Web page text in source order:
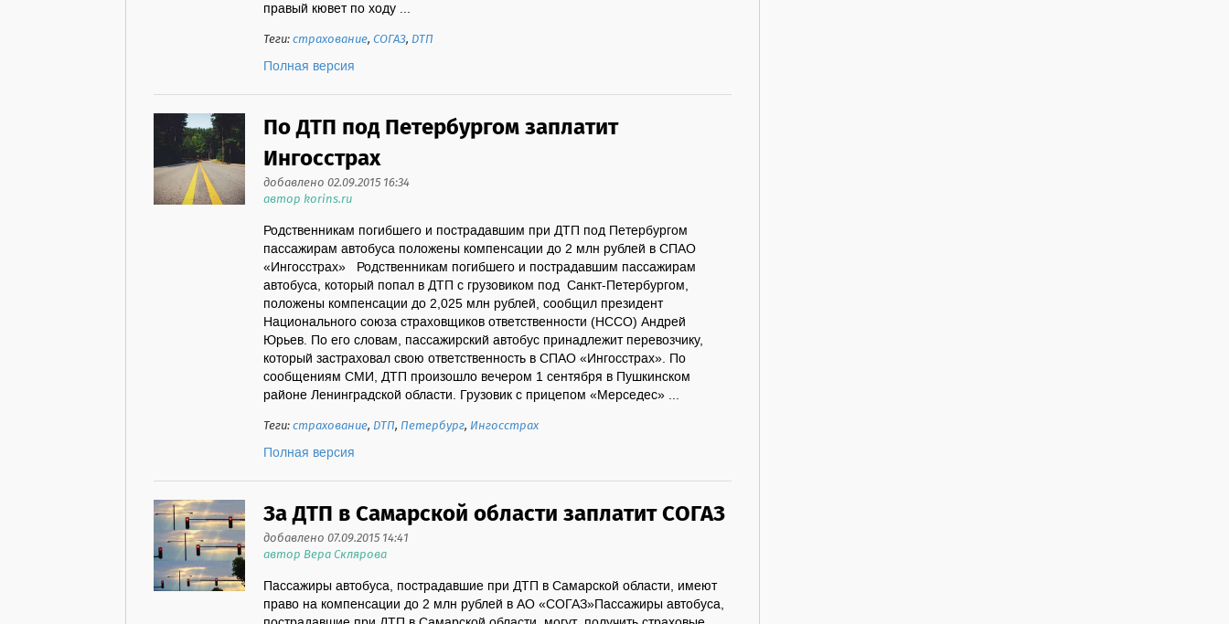
правый кювет по ходу ...
Теги:страхование,СОГАЗ, ДТП
Полная версия
По ДТП под Петербургом заплатит
Ингосстрах
добавлено 02.09.2015 16:34
автор korins.ru
Родственникам погибшего и пострадавшим при ДТП под Петербургом
пассажирам автобуса положены компенсации до 2 млн рублей в СПАО
«Ингосстрах» Родственникам погибшего и пострадавшим пассажирам
автобуса, который попал в ДТП с грузовиком под Санкт-Петербургом,
положены компенсации до 2,025 млн рублей, сообщил президент
Национального союза страховщиков ответственности (НССО) Андрей
Юрьев. По его словам, пассажирский автобус принадлежит перевозчику,
который застраховал свою ответственность в СПАО «Ингосстрах». По
сообщениям СМИ, ДТП произошло вечером 1 сентября в Пушкинском
районе Ленинградской области. Грузовик с прицепом «Мерседес» ...
Теги:страхование, ДТП, Петербург, Ингосстрах
Полная версия
За ДТП в Самарской области заплатит СОГАЗ
добавлено 07.09.2015 14:41
автор Вера Склярова
Пассажиры автобуса, пострадавшие при ДТП в Самарской области, имеют
право на компенсации до 2 млн рублей в АО «СОГАЗ»Пассажиры автобуса,